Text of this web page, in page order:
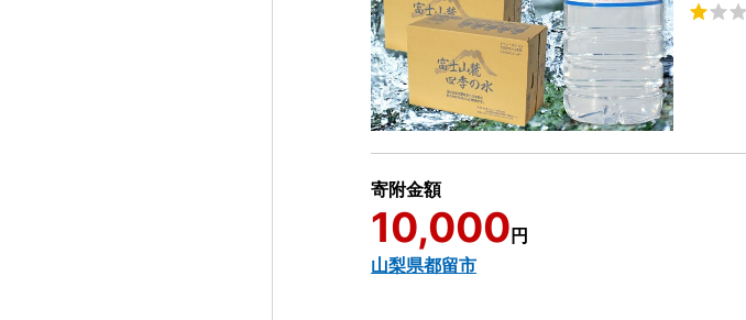
寄附金額
10,000 円
山梨県都留市